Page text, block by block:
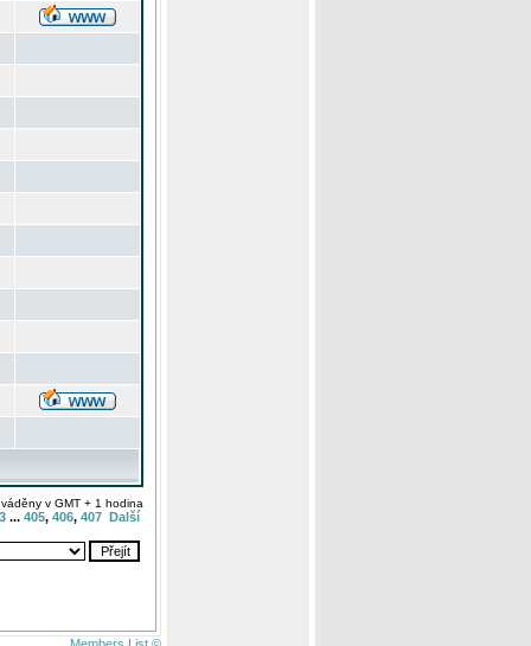
v GMT + 1 hodina
3 ... 405, 406, 407 Další